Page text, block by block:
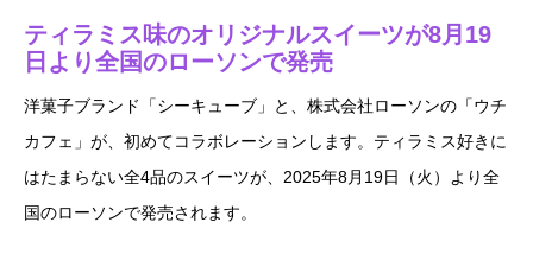
ティラミス味のオリジナルスイーツが8月19
日より全国のローソンで発売
洋菓子ブランド「シーキューブ」と、株式会社ローソンの「ウチ
カフェ」が、初めてコラボレーションします。ティラミス好きに
はたまらない全4品のスイーツが、2025年8月19日（火）より全
国のローソンで発売されます。